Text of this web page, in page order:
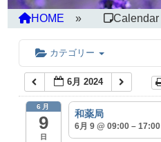
HOME Calendar
カテゴリー
6月 2024
6月
9
日
和薬局
6月 9 @ 09:00 – 17:00